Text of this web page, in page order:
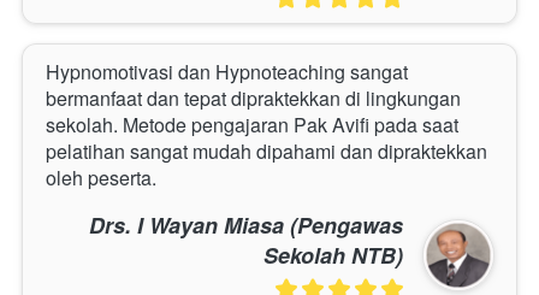
Hypnomotivasi dan Hypnoteaching sangat
bermanfaat dan tepat dipraktekkan di lingkungan
sekolah. Metode pengajaran Pak Avifi pada saat
pelatihan sangat mudah dipahami dan dipraktekkan
oleh peserta.
Drs. I Wayan Miasa (Pengawas
Sekolah NTB)